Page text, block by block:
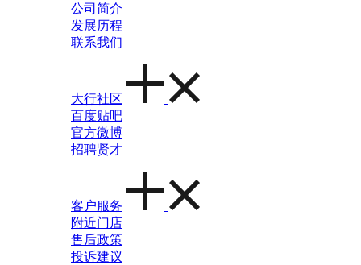
公司简介
发展历程
联系我们
大行社区
百度贴吧
官方微博
招聘贤才
客户服务
附近门店
售后政策
投诉建议